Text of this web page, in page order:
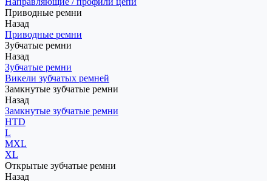
Приводные ремни
Назад
Приводные ремни
Зубчатые ремни
Назад
Зубчатые ремни
Викели зубчатых ремней
Замкнутые зубчатые ремни
Назад
Замкнутые зубчатые ремни
HTD
L
MXL
XL
Открытые зубчатые ремни
Назад